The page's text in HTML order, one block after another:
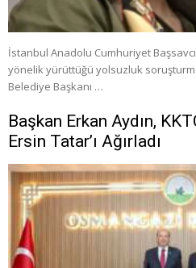
İstanbul Anadolu Cumhuriyet
yönelik yürüttüğü yolsuzluk
Belediye Başkanı …
Başkan Erkan Aydın,
Ersin Tatar’ı Ağırladı